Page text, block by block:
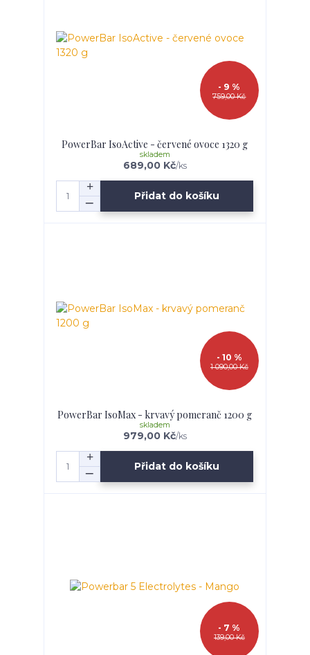
759,00 Kč
- 9 %
PowerBar IsoActive - červené ovoce 1320 g
689,00 Kč/ks
skladem
Přidat do košíku
1 090,00 Kč
- 10 %
PowerBar IsoMax - krvavý pomeranč 1200 g
979,00 Kč/ks
skladem
Přidat do košíku
139,00 Kč
- 7 %